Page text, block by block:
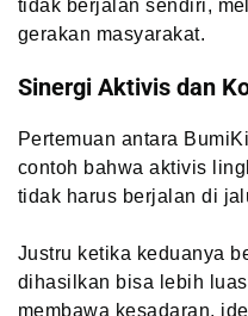
tidak berjalan sendiri,
gerakan masyarakat.
Sinergi Aktivis dan
Pertemuan antara
contoh bahwa aktivis
tidak harus berjalan di
Justru ketika keduanya
dihasilkan bisa lebih
membawa kesadaran,